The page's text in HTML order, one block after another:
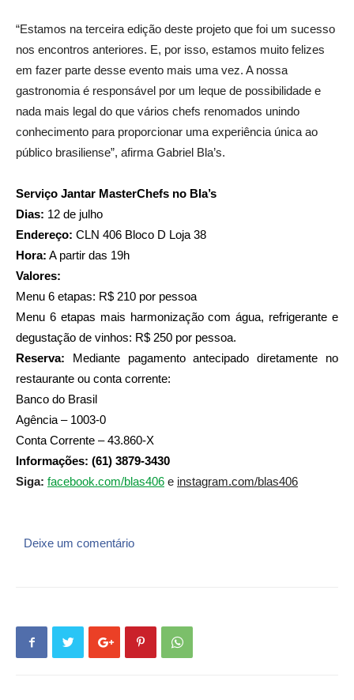
“Estamos na terceira edição deste projeto que foi um sucesso
nos encontros anteriores. E, por isso, estamos muito felizes
em fazer parte desse evento mais uma vez. A nossa
gastronomia é responsável por um leque de possibilidade e
nada mais legal do que vários chefs renomados unindo
conhecimento para proporcionar uma experiência única ao
público brasiliense”, afirma Gabriel Bla’s.
Serviço Jantar MasterChefs no Bla’s
Dias: 12 de julho
Endereço: CLN 406 Bloco D Loja 38
Hora: A partir das 19h
Valores:
Menu 6 etapas: R$ 210 por pessoa
Menu 6 etapas mais harmonização com água, refrigerante e
degustação de vinhos: R$ 250 por pessoa.
Reserva: Mediante pagamento antecipado diretamente no
restaurante ou conta corrente:
Banco do Brasil
Agência – 1003-0
Conta Corrente – 43.860-X
Informações: (61) 3879-3430
Siga: facebook.com/blas406 e instagram.com/blas406
Deixe um comentário